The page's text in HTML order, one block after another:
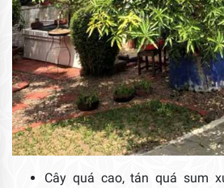
Cây quá cao, tán quá sum